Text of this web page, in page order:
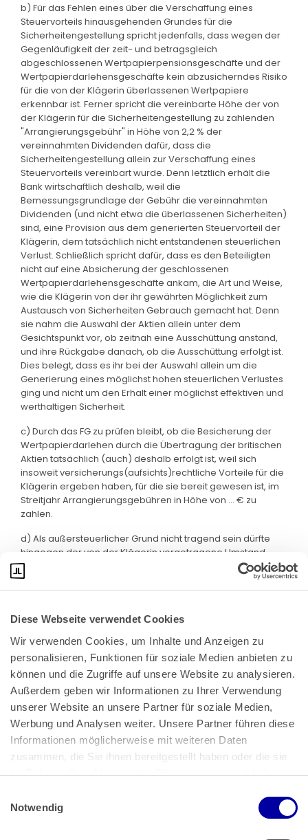
Diese Webseite verwendet Cookies
Wir verwenden Cookies, um Inhalte und Anzeigen zu
personalisieren, Funktionen für soziale Medien anbieten zu
können und die Zugriffe auf unsere Website zu analysieren.
Außerdem geben wir Informationen zu Ihrer Verwendung
unserer Website an unsere Partner für soziale Medien,
Werbung und Analysen weiter. Unsere Partner führen diese
Informationen möglicherweise mit weiteren Daten
zusammen, die Sie ihnen bereitgestellt haben oder die sie
im Rahmen Ihrer Nutzung der Dienste gesammelt haben.
Impressum
Notwendig
b) Für das Fehlen eines über die Verschaffung eines
Steuervorteils hinausgehenden Grundes für die
Sicherheitengestellung spricht jedenfalls, dass wegen der
Gegenläufigkeit der zeit- und betragsgleich
abgeschlossenen Wertpapierpensionsgeschäfte und der
Wertpapierdarlehensgeschäfte kein abzusicherndes Risiko
für die von der Klägerin überlassenen Wertpapiere
erkennbar ist. Ferner spricht die vereinbarte Höhe der von
der Klägerin für die Sicherheitengestellung zu zahlenden
"Arrangierungsgebühr" in Höhe von 2,2 % der
vereinnahmten Dividenden dafür, dass die
Sicherheitengestellung allein zur Verschaffung eines
Steuervorteils vereinbart wurde. Denn letztlich erhält die
Bank wirtschaftlich deshalb, weil die
Bemessungsgrundlage der Gebühr die vereinnahmten
Dividenden (und nicht etwa die überlassenen Sicherheiten)
sind, eine Provision aus dem generierten Steuervorteil der
Klägerin, dem tatsächlich nicht entstandenen steuerlichen
Verlust. Schließlich spricht dafür, dass es den Beteiligten
nicht auf eine Absicherung der geschlossenen
Wertpapierdarlehensgeschäfte ankam, die Art und Weise,
wie die Klägerin von der ihr gewährten Möglichkeit zum
Austausch von Sicherheiten Gebrauch gemacht hat. Denn
sie nahm die Auswahl der Aktien allein unter dem
Gesichtspunkt vor, ob zeitnah eine Ausschüttung anstand,
und ihre Rückgabe danach, ob die Ausschüttung erfolgt ist.
Dies belegt, dass es ihr bei der Auswahl allein um die
Generierung eines möglichst hohen steuerlichen Verlustes
ging und nicht um den Erhalt einer möglichst effektiven und
werthaltigen Sicherheit.
c) Durch das FG zu prüfen bleibt, ob die Besicherung der
Wertpapierdarlehen durch die Übertragung der britischen
Aktien tatsächlich (auch) deshalb erfolgt ist, weil sich
insoweit versicherungs(aufsichts)rechtliche Vorteile für die
Klägerin ergeben haben, für die sie bereit gewesen ist, im
Streitjahr Arrangierungsgebühren in Höhe von ... € zu
zahlen.
d) Als außersteuerlicher Grund nicht tragend sein dürfte
hingegen der von der Klägerin vorgetragene Umstand,
dass die von ihr abgeschlossenen Geschäfte
(Wertpapierpensionsgeschäfte, gegenläufige
Wertpapierdarlehensgeschäfte sowie
betrachtet, einen handelsrechtlichen Gewinn erzielt haben.
Denn auch bei verbundenen Geschäften kann jedes
Geschäft einzeln auf das Vorliegen eines Missbrauchs der
Gestaltungsmöglichkeiten untersucht werden. Die
Sicherheitengestellung hat bei isolierter Betrachtung nach
den bisherigen Feststellungen des FG --abgesehen von
der Generierung eines Steuervorteils-- ausschließlich
Aufwand in Höhe der gezahlten "Arrangierungsgebühren"
von ... € verursacht und könnte damit für die Klägerin
wirtschaftlich lediglich nachteilig gewesen sein.
Sicherheitengestellung eine missbräuchliche Gestaltung zu